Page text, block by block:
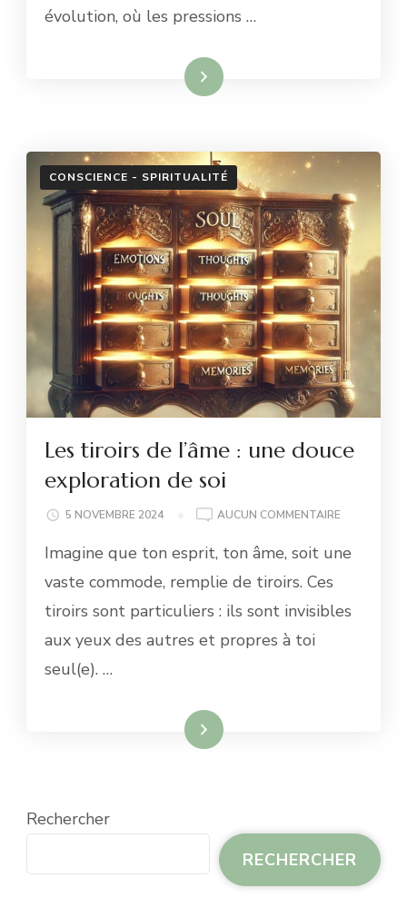
évolution, où les pressions …
Lire la suite
CONSCIENCE - SPIRITUALITÉ
Les tiroirs de l’âme : une douce
exploration de soi
5 NOVEMBRE 2024 AUCUN COMMENTAIRELES
DE
UNE
Imagine que ton esprit, ton âme, soit une
vaste commode, remplie de tiroirs. Ces
tiroirs sont particuliers : ils sont invisibles
aux yeux des autres et propres à toi
seul(e). …
Lire la suite
Rechercher
RECHERCHER